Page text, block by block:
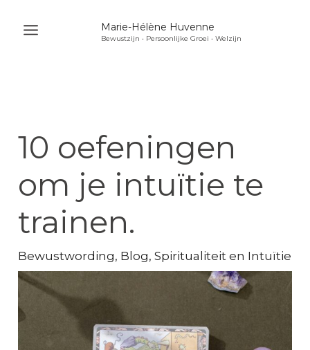
naar
Marie-Hélène Huvenne
Bewustzijn • Persoonlijke Groei • Welzijn
10 oefeningen
om je intuïtie te
trainen.
Bewustwording, Blog,Spiritualiteit en Intuïtie